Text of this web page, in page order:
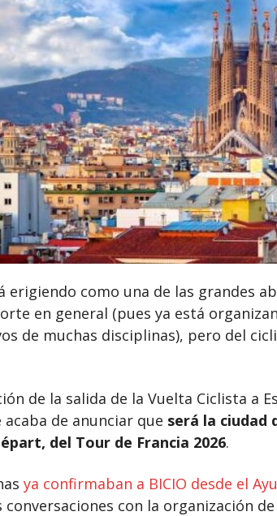
erigiendo como una de las grandes
en general (pues ya está
de muchas disciplinas), pero del
de la salida de la Vuelta Ciclista a
acaba de anunciar que será la ciudad
del Tour de Francia 2026.
ya confirmaban a BICIO desde el
conversaciones con la organización